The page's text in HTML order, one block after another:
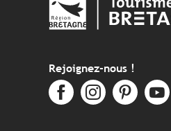
Rejoignez-nous !